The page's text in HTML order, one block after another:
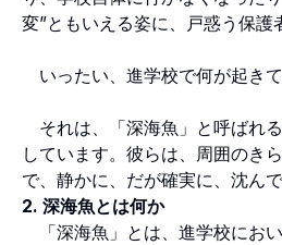
変”ともいえる姿に、戸惑う保護
いったい、進学校で何が起きて
それは、「深海魚」と呼ばれ
しています。彼らは、周囲のき
で、静かに、だが確実に、沈ん
2. 深海魚とは何か
「深海魚」とは、進学校にお